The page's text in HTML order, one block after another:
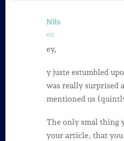
Nils
en
ey,
y juste estumbled
was really surprised
mentioned us
The only smal thing
your article, that